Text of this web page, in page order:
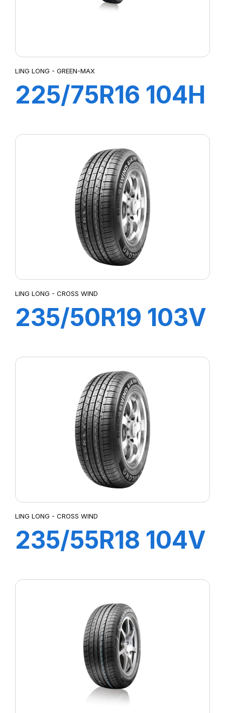
LING LONG - GREEN-MAX
225/75R16 104H
LING LONG - CROSS WIND
235/50R19 103V
4X4 (HP)
LING LONG - CROSS WIND
235/55R18 104V
4X4 HP